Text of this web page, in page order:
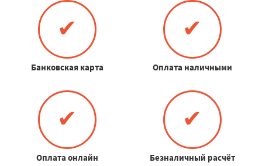
✔
Банковская карта
✔
Оплата наличными
✔
Оплата онлайн
✔
Безналичный расчёт